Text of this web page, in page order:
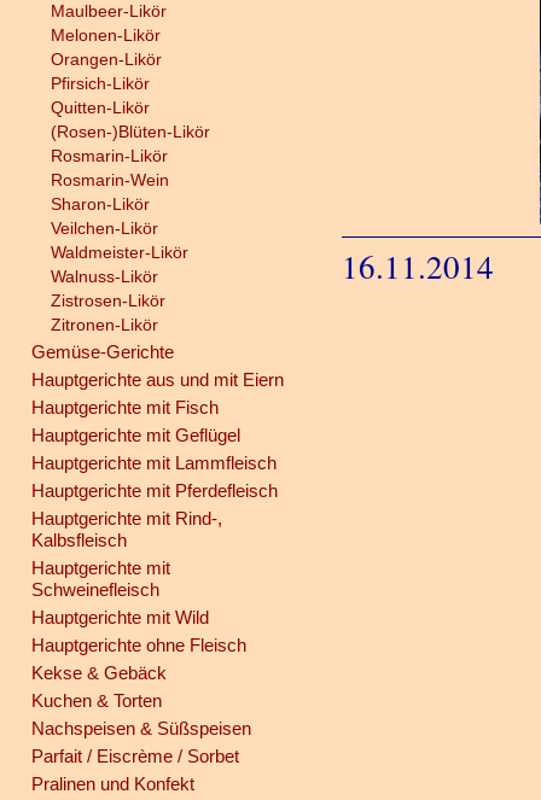
Maulbeer-Likör
Melonen-Likör
Orangen-Likör
Pfirsich-Likör
Quitten-Likör
(Rosen-)Blüten-Likör
Rosmarin-Likör
Rosmarin-Wein
Sharon-Likör
Veilchen-Likör
Waldmeister-Likör
Walnuss-Likör
Zistrosen-Likör
Zitronen-Likör
Gemüse-Gerichte
Hauptgerichte aus und mit Eiern
Hauptgerichte mit Fisch
Hauptgerichte mit Geflügel
Hauptgerichte mit Lammfleisch
Hauptgerichte mit Pferdefleisch
Hauptgerichte mit Rind-,
Kalbsfleisch
Hauptgerichte mit
Schweinefleisch
Hauptgerichte mit Wild
Hauptgerichte ohne Fleisch
Kekse & Gebäck
Kuchen & Torten
Nachspeisen & Süßspeisen
Parfait / Eiscrème / Sorbet
Pralinen und Konfekt
16.11.2014